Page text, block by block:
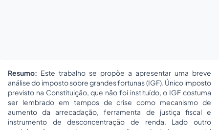
Resumo: Este trabalho se propõe a apresentar uma breve
análise do imposto sobre grandes fortunas (IGF). Único imposto
previsto na Constituição, que não foi instituído, o IGF costuma
ser lembrado em tempos de crise como mecanismo de
aumento da arrecadação, ferramenta de justiça fiscal e
instrumento de desconcentração de renda. Lado outro